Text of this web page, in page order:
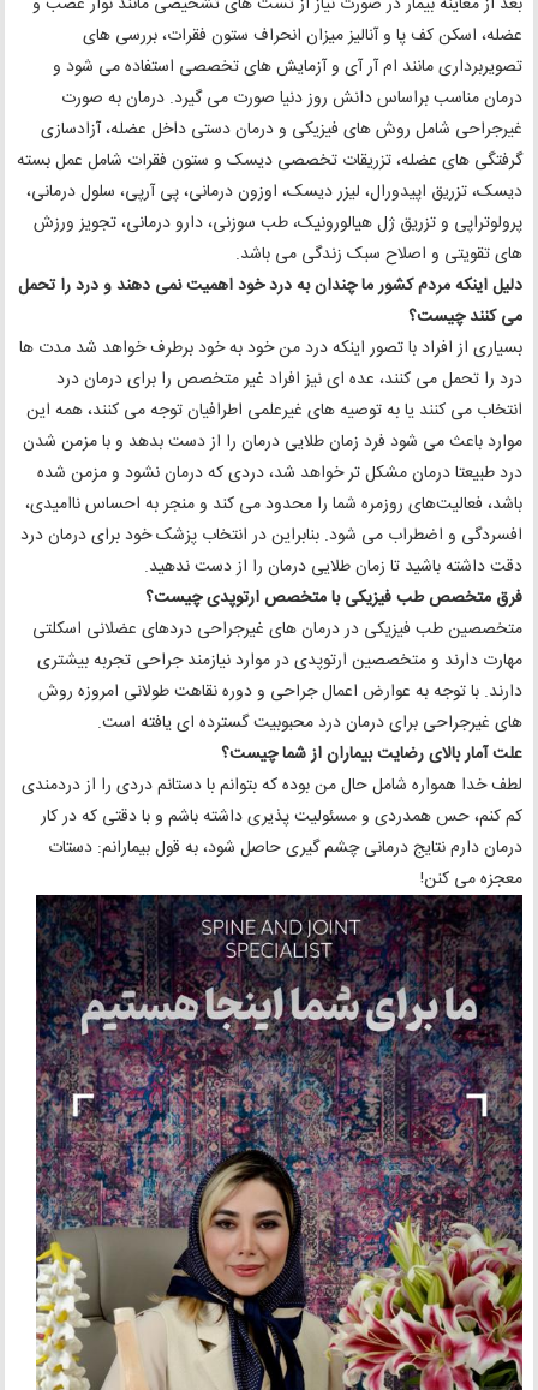
عضله، اسکن کف پا و آنالیز میزان انحراف ستون فقرات، بررسی های
تصویربرداری مانند ام آر آی و آزمایش های تخصصی استفاده می شود و
درمان مناسب براساس دانش روز دنیا صورت می گیرد. درمان به صورت
غیرجراحی شامل روش های فیزیکی و درمان دستی داخل عضله، آزادسازی
گرفتگی های عضله، تزریقات تخصصی دیسک و ستون فقرات شامل عمل بسته
دیسک، تزریق اپیدورال، لیزر دیسک، اوزون درمانی، پی آرپی، سلول درمانی،
پرولوتراپی و تزریق ژل هیالورونیک، طب سوزنی، دارو درمانی، تجویز ورزش
های تقویتی و اصلاح سبک زندگی می باشد.
دلیل اینکه مردم کشور ما چندان به درد خود اهمیت نمی دهند و درد را تحمل
می کنند چیست؟
بسیاری از افراد با تصور اینکه درد من خود به خود برطرف خواهد شد مدت ها
درد را تحمل می کنند، عده ای نیز افراد غیر متخصص را برای درمان درد
انتخاب می کنند یا به توصیه های غیرعلمی اطرافیان توجه می کنند، همه این
موارد باعث می شود فرد زمان طلایی درمان را از دست بدهد و با مزمن شدن
درد طبیعتا درمان مشکل تر خواهد شد، دردی که درمان نشود و مزمن شده
باشد، فعالیت‌های روزمره شما را محدود می‌ کند و منجر به احساس ناامیدی،
افسردگی و اضطراب می‌ شود. بنابراین در انتخاب پزشک خود برای درمان درد
دقت داشته باشید تا زمان طلایی درمان را از دست ندهید.
فرق متخصص طب فیزیکی با متخصص ارتوپدی چیست؟
متخصصین طب فیزیکی در درمان های غیرجراحی دردهای عضلانی اسکلتی
مهارت دارند و متخصصین ارتوپدی در موارد نیازمند جراحی تجربه بیشتری
دارند. با توجه به عوارض اعمال جراحی و دوره نقاهت طولانی امروزه روش
های غیرجراحی برای درمان درد محبوبیت گسترده ای یافته است.
علت آمار بالای رضایت بیماران از شما چیست؟
لطف خدا همواره شامل حال من بوده که بتوانم با دستانم دردی را از دردمندی
کم کنم، حس همدردی و مسئولیت پذیری داشته باشم و با دقتی که در کار
درمان دارم نتایج درمانی چشم گیری حاصل شود، به قول بیمارانم: دستات
معجزه می کنن!